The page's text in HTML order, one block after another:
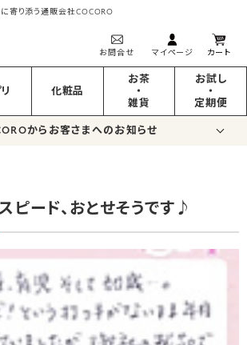
寄り添う通販会社COCORO
お問合せ マイページ カート
化粧品
お茶
・
雑貨
お試し
・
定期便
からお客さまへのお知らせ
ピード、おとせそうです♪